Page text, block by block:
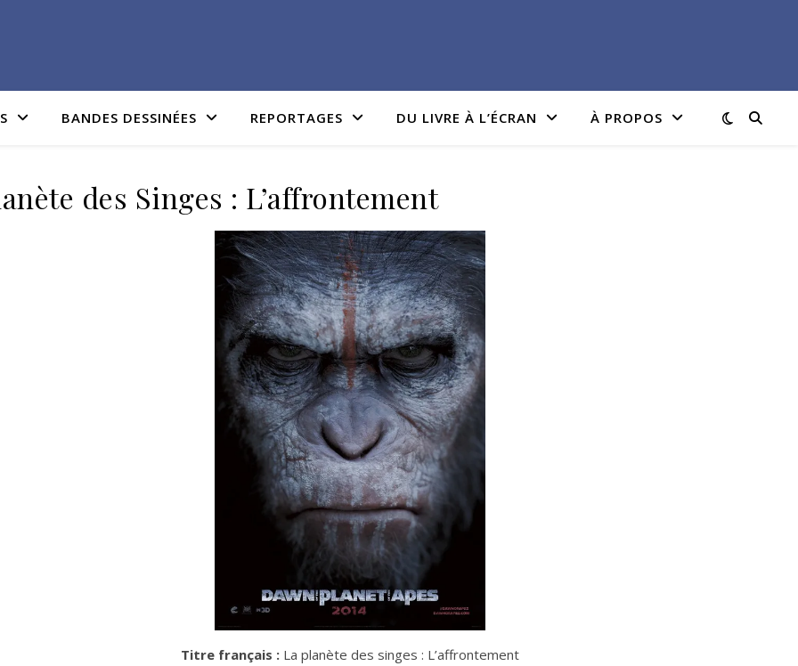
BANDES DESSINÉES REPORTAGES DU LIVRE À L’ÉCRAN À PROPOS
des Singes : L’affrontement
Titre français : La planète des singes : L’affrontement